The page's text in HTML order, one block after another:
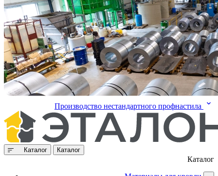
Производство нестандартного профнастила
Каталог Каталог
Каталог